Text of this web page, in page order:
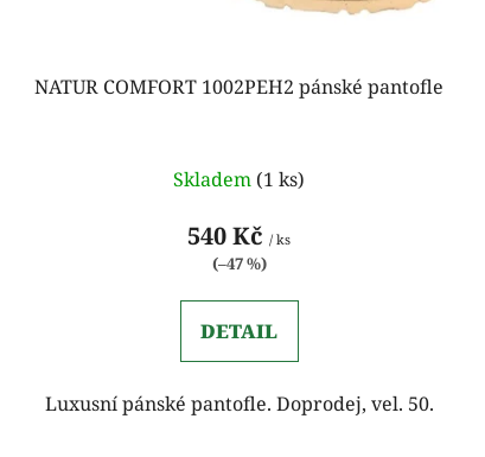
NATUR COMFORT 1002PEH2 pánské pantofle
Skladem (1 ks)
540 Kč/ ks
(–47 %)
DETAIL
Luxusní pánské pantofle. Doprodej, vel. 50.